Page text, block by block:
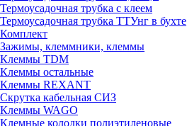
Термоусадочная трубка с клеем
Термоусадочная трубка ТТУнг в бухте
Комплект
Зажимы, клеммники, клеммы
Клеммы TDM
Клеммы остальные
Клеммы REXANT
Скрутка кабельная СИЗ
Клеммы WAGO
Клемные колодки полиэтиленовые